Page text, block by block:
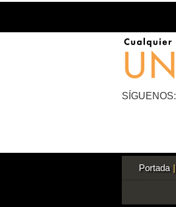
SÍGUENOS:
Portada |